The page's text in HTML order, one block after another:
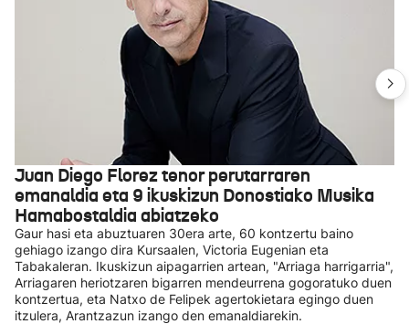
Juan Diego Florez tenor perutarraren
emanaldia eta 9 ikuskizun Donostiako Musika
Hamabostaldia abiatzeko
Gaur hasi eta abuztuaren 30era arte, 60 kontzertu baino
gehiago izango dira Kursaalen, Victoria Eugenian eta
Tabakaleran. Ikuskizun aipagarrien artean, "Arriaga harrigarria",
Arriagaren heriotzaren bigarren mendeurrena gogoratuko duen
kontzertua, eta Natxo de Felipek agertokietara egingo duen
itzulera, Arantzazun izango den emanaldiarekin.